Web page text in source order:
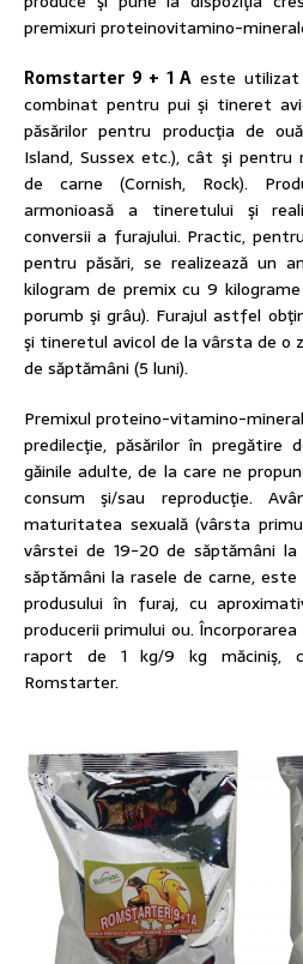
premixuri proteinovitamino-
Romstarter 9 + 1 A este utilizat
combinat pentru pui şi tineret
păsărilor pentru producţia de
Island, Sussex etc.), cât şi
de carne (Cornish, Rock).
armonioasă a tineretului şi
conversii a furajului. Practic,
pentru păsări, se realizează un
kilogram de premix cu 9
porumb şi grâu). Furajul astfel
şi tineretul avicol de la vârsta de o
de săptămâni (5 luni).
Premixul proteino-vitamino-mineral
predilecţie, păsărilor în pregătire
găinile adulte, de la care ne
consum şi/sau reproducţie.
maturitatea sexuală (vârsta
vârstei de 19-20 de săptămâni
săptămâni la rasele de carne,
produsului în furaj, cu
producerii primului ou.
raport de 1 kg/9 kg măciniş,
Romstarter.